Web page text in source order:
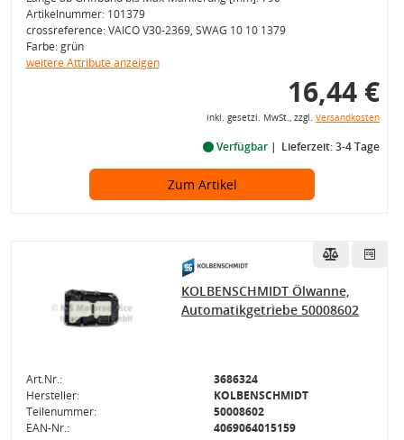
Artikelnummer: 101379
crossreference: VAICO V30-2369, SWAG 10 10 1379
Farbe: grün
weitere Attribute anzeigen
16,44 €
inkl. gesetzl. MwSt., zzgl. Versandkosten
Verfügbar Lieferzeit: 3-4 Tage
Zum Artikel
KOLBENSCHMIDT Ölwanne,
Automatikgetriebe 50008602
Art.Nr.:
3686324
Hersteller:
KOLBENSCHMIDT
Teilenummer:
50008602
EAN-Nr.:
4069064015159